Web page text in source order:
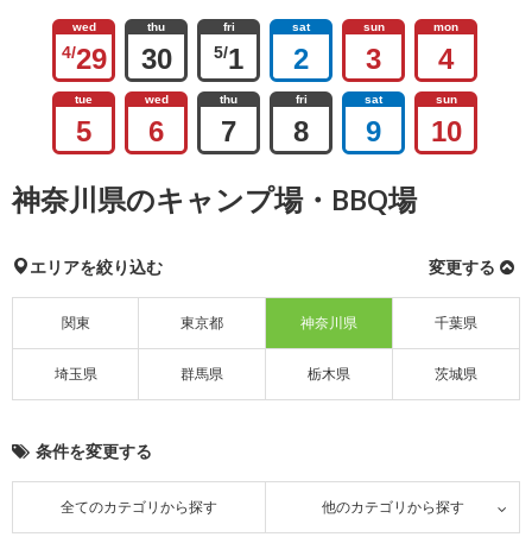
wed
4/29
thu
30
fri
5/1
sat
2
sun
3
mon
4
tue
5
wed
6
thu
7
fri
8
sat
9
sun
10
神奈川県のキャンプ場・BBQ場
エリアを絞り込む 変更する
関東 東京都 神奈川県 千葉県
埼玉県 群馬県 栃木県 茨城県
条件を変更する
全てのカテゴリから探す 他のカテゴリから探す